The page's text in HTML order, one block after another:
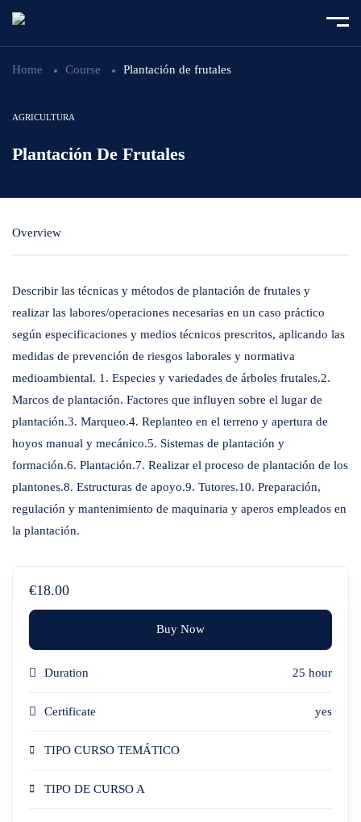
Home Course Plantación de frutales
AGRICULTURA
Plantación De Frutales
Overview
Describir las técnicas y métodos de plantación de frutales y
realizar las labores/operaciones necesarias en un caso práctico
según especificaciones y medios técnicos prescritos, aplicando las
medidas de prevención de riesgos laborales y normativa
medioambiental. 1. Especies y variedades de árboles frutales.2.
Marcos de plantación. Factores que influyen sobre el lugar de
plantación.3. Marqueo.4. Replanteo en el terreno y apertura de
hoyos manual y mecánico.5. Sistemas de plantación y
formación.6. Plantación.7. Realizar el proceso de plantación de los
plantones.8. Estructuras de apoyo.9. Tutores.10. Preparación,
regulación y mantenimiento de maquinaria y aperos empleados en
la plantación.
€18.00
Buy Now
Duration 25 hour
Certificate yes
TIPO CURSO TEMÁTICO
TIPO DE CURSO A